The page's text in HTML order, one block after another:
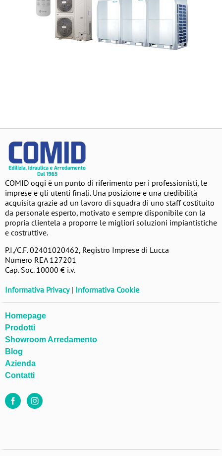
COMID oggi è un punto di riferimento per i professionisti, le
imprese e gli utenti finali. Una posizione e una credibilità
acquisita grazie ad un lavoro di squadra di uno staff costituito
da personale esperto, motivato e sempre disponibile con la
propria clientela a proporre le migliori soluzioni impiantistiche
e costruttive.
P.I./C.F. 02401020462, Registro Imprese di Lucca
Numero REA 127201
Cap. Soc. 10000 € i.v.
Informativa Privacy| Informativa Cookie
Homepage
Prodotti
Showroom Arredamento
Blog
Azienda
Contatti